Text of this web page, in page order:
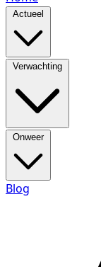
Actueel
Verwachting
Onweer
Blog